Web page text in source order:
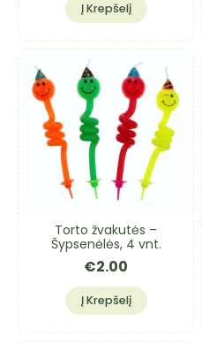
Į Krepšelį
Torto žvakutės –
Šypsenėlės, 4 vnt.
€2.00
Į Krepšelį